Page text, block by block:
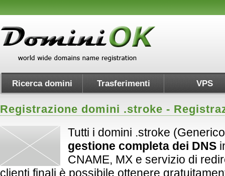
Ricerca domini Trasferimenti VPS
Registrazione domini .stroke -
Tutti i domini .stroke
gestione completa dei DNS
CNAME, MX e servizio di
clienti finali è possibile ottenere